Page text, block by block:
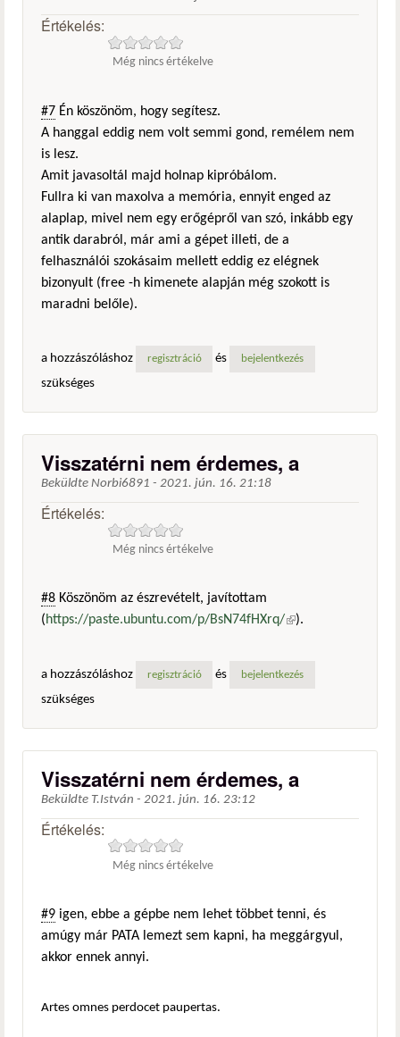
Értékelés:
Még nincs értékelve
#7 Én köszönöm, hogy segítesz.
A hanggal eddig nem volt semmi gond, remélem nem
is lesz.
Amit javasoltál majd holnap kipróbálom.
Fullra ki van maxolva a memória, ennyit enged az
alaplap, mivel nem egy erőgépről van szó, inkább egy
antik darabról, már ami a gépet illeti, de a
felhasználói szokásaim mellett eddig ez elégnek
bizonyult (free -h kimenete alapján még szokott is
maradni belőle).
a hozzászóláshoz regisztráció és bejelentkezés
szükséges
Visszatérni nem érdemes, a
Beküldte Norbi6891 - 2021. jún. 16. 21:18
Értékelés:
Még nincs értékelve
#8 Köszönöm az észrevételt, javítottam
(https://paste.ubuntu.com/p/BsN74fHXrq/(külső
).
a hozzászóláshoz regisztráció és bejelentkezés
szükséges
Visszatérni nem érdemes, a
Beküldte T.István - 2021. jún. 16. 23:12
Értékelés:
Még nincs értékelve
#9 igen, ebbe a gépbe nem lehet többet tenni, és
amúgy már PATA lemezt sem kapni, ha meggárgyul,
akkor ennek annyi.
Artes omnes perdocet paupertas.